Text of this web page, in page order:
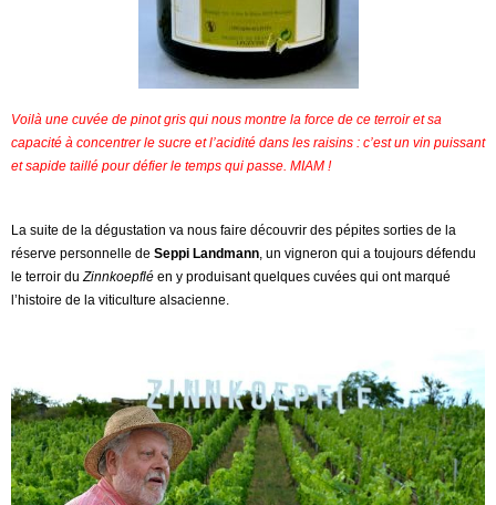
Voilà une cuvée de pinot gris qui nous montre la force de ce terroir et sa
capacité à concentrer le sucre et l’acidité dans les raisins : c’est un vin puissant
et sapide taillé pour défier le temps qui passe. MIAM !
La suite de la dégustation va nous faire découvrir des pépites sorties de la
réserve personnelle de Seppi Landmann , un vigneron qui a toujours défendu
le terroir du Zinnkoepflé en y produisant quelques cuvées qui ont marqué
l’histoire de la viticulture alsacienne.